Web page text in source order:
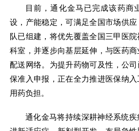
目前，通化金马已完成该药商
设，产能稳定，可满足全国市场供
队已组建，将优先覆盖全国三甲医
科室，并逐步向基层延伸，与医药
配送网络。为提升药物可及性，公司
保准入申报，正在全力推进医保纳
用药负担。
通化金马将持续深耕神经系统